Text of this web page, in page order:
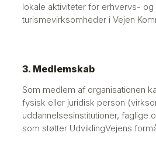
lokale aktiviteter for erhvervs- og
turismevirksomheder i Vejen
3. Medlemskab
Som medlem af organisationen
fysisk eller juridisk person
uddannelsesinstitutioner, faglige
som støtter UdviklingVejens